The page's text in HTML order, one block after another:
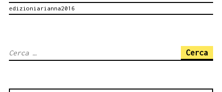
organizzato
edizioniarianna2016
Ricerca